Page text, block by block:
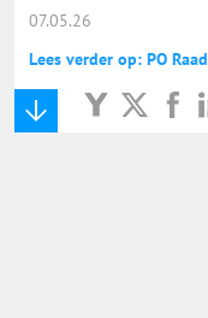
07.05.26
Lees verder op: PO Raad